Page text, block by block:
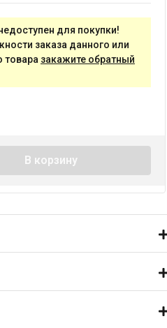
для покупки!
заказа данного или
товара закажите обратный
В корзину